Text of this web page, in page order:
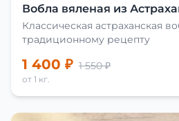
Вобла вяленая из
Классическая астраханская
традиционному рецепту
1 400 ₽ 1 550 ₽
от 1 кг.